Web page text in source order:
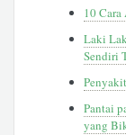
10
Laki
Sendiri
Pantai
yang